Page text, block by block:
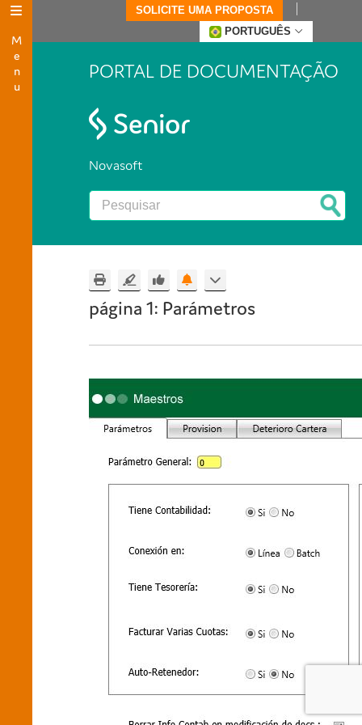
Menu
SOLICITE UMA PROPOSTA
PORTUGUÊS
PORTAL DE DOCUMENTAÇÃO
Novasoft
página 1: Parámetros